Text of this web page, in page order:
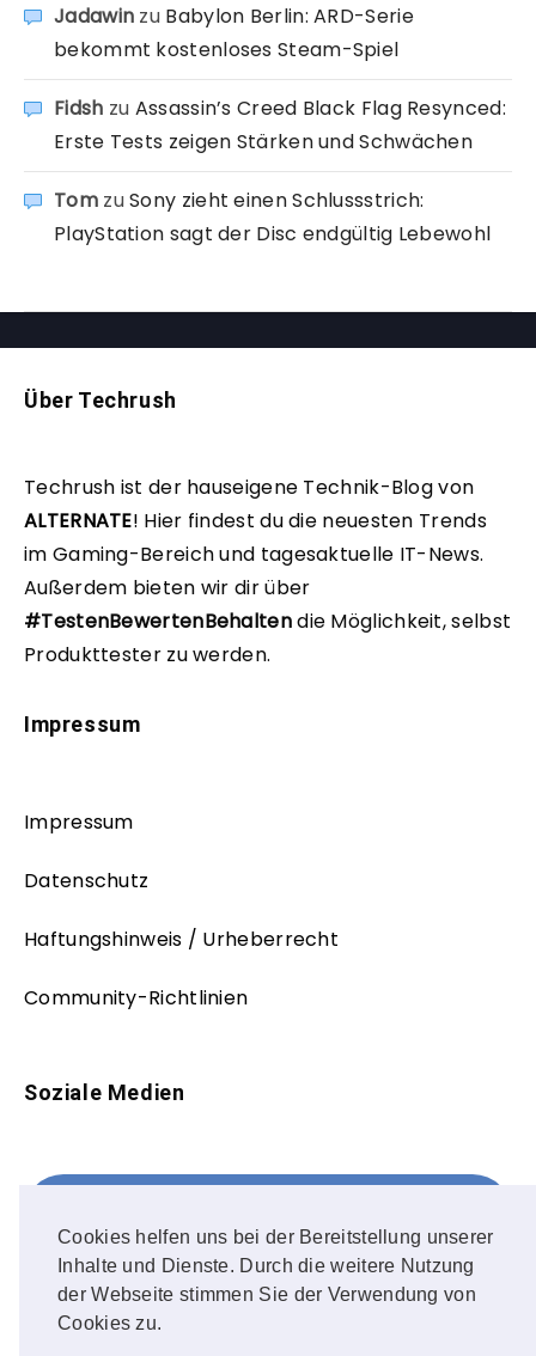
Cookies helfen uns bei der Bereitstellung unserer
Inhalte und Dienste. Durch die weitere Nutzung
der Webseite stimmen Sie der Verwendung von
Cookies zu.
Jadawin zu Babylon Berlin: ARD-Serie
bekommt kostenloses Steam-Spiel
Fidsh zu Assassin’s Creed Black Flag Resynced:
Erste Tests zeigen Stärken und Schwächen
TomzuSony zieht einen Schlussstrich:
PlayStation sagt der Disc endgültig Lebewohl
Über Techrush
Techrush ist der hauseigene Technik-Blog von
ALTERNATE! Hier findest du die neuesten Trends
im Gaming-Bereich und tagesaktuelle IT-News.
Außerdem bieten wir dir über
#TestenBewertenBehaltendie Möglichkeit, selbst
Produkttester zu werden.
Impressum
Impressum
Datenschutz
Haftungshinweis / Urheberrecht
Community-Richtlinien
Soziale Medien
FOLLOW ME!
Instagram
OUR PHOTOS!